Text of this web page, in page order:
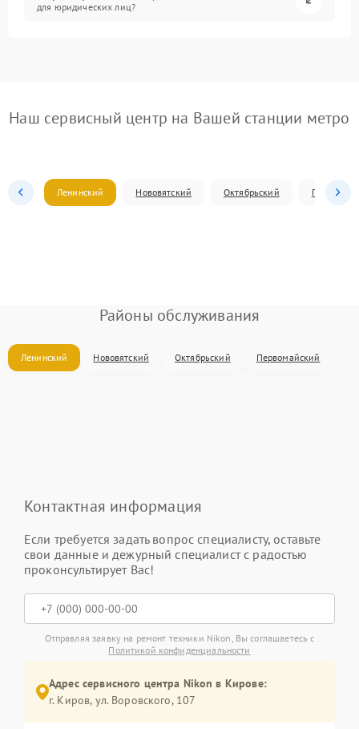
для юридических лиц?
Наш сервисный центр на Вашей станции метро
Ленинский Нововятский Октябрьский
Районы обслуживания
Ленинский Нововятский Октябрьский Первомайский
Контактная информация
Если требуется задать вопрос специалисту, оставьте
свои данные и дежурный специалист с радостью
проконсультирует Вас!
Отправляя заявку на ремонт техники Nikon, Вы соглашаетесь с
Политикой конфиденциальности
Адрес сервисного центра Nikon в Кирове:
г. Киров, ул. Воровского, 107